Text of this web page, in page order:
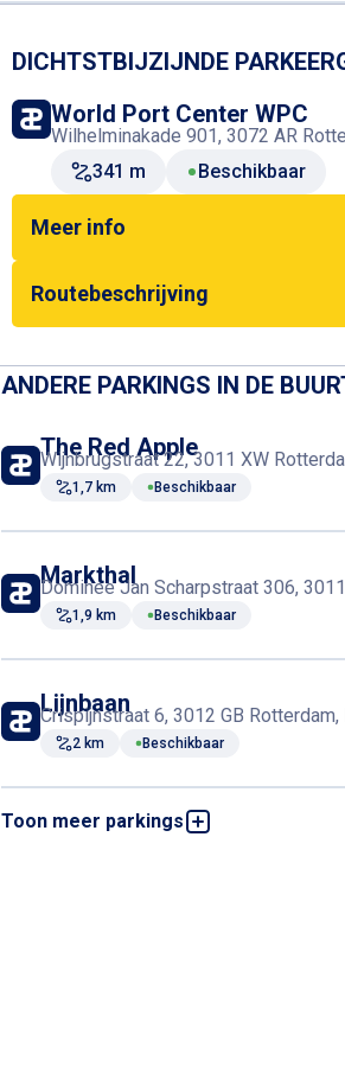
DICHTSTBIJZIJNDE
World Port Center WPC
Wilhelminakade 901, 3072 AR
341 m
Beschikbaar
Meer info
Routebeschrijving
ANDERE PARKINGS IN DE
The Red Apple
Wijnbrugstraat 22, 3011 XW
1,7 km Beschikbaar
Markthal
Dominee Jan Scharpstraat 306,
1,9 km Beschikbaar
Lijnbaan
Crispijnstraat 6, 3012 GB Rotterdam,
2 km Beschikbaar
Toon meer parkings
WTC - P1 & P2